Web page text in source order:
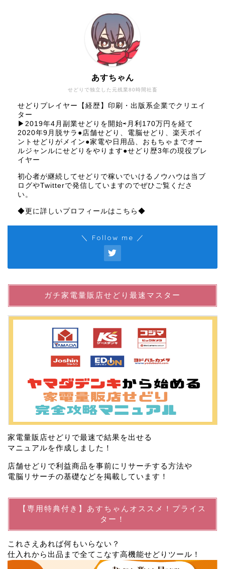
せどりで独立した元残業80時間社畜
あすちゃん
せどりプレイヤー【経歴】印刷・出版系企業でクリエイ
ター
▶︎2019年4月副業せどりを開始⇨月利170万円を経て
2020年9月脱サラ●店舗せどり、電脳せどり、楽天ポイ
ントせどりがメイン●家電や日用品、おもちゃまでオー
ルジャンルにせどりをやります●せどり歴3年の現役プレ
イヤー
初心者が継続してせどりで稼いでいけるノウハウは当ブ
ログやTwitterで発信していますのでぜひご覧くださ
い。
◆更に詳しいプロフィールはこちら◆
＼ Follow me ／
ガチ家電量販店せどり最速マスター
家電量販店せどりで最速で結果を出せる
マニュアルを作成しました！
店舗せどりで利益商品を事前にリサーチする方法や
電脳リサーチの基礎などを掲載しています！
【専用特典付き】あすちゃんオススメ！プライス
ター！
これさえあれば何もいらない？
仕入れから出品まで全てこなす高機能せどりツール！